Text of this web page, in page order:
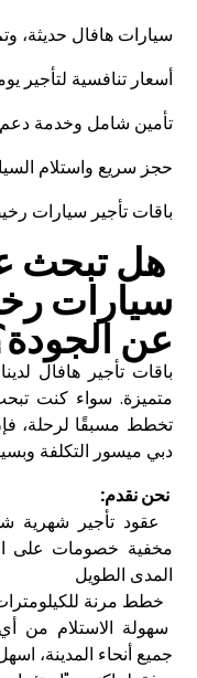
سيارات هافال حديثة،
أسعار تنافسية لتأجير
تأمين شامل وخدمة
حجز سريع واستلام
باقات تأجير سيارات
هل تبحث
سيارات
عن
باقات تأجير هافال
متميزة. سواء كنت
تخطط مسبقًا لرحلة،
دبي ميسور التكلفة
نحن نقدم:
عقود تأجير شهرية
مخفية خصومات على
المدى الطويل
خطط مرنة
سهولة الاستلام من
جميع أنحاء المدينة،